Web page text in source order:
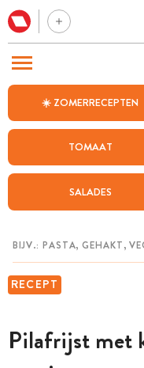
☀️ ZOMERRECEPTEN
TOMAAT
SALADES
RECEPT
Pilafrijst met
BEZOEK ONZE ANDERE
WEEKMENU
CHAT MET MAIA
MIJN BEWAARDE RECEPTEN